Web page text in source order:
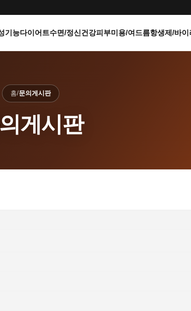
기능다이어트수면/정신건강피부미용/여드름항생제/바이
홈/문의게시판
게시판